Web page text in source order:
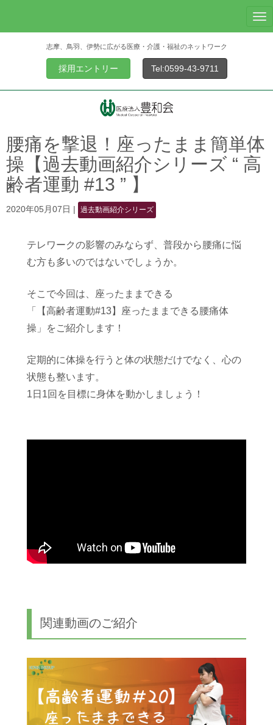
N
a
a
n
志摩、鳥羽、伊勢に広がる医療・介護・福祉のネットワーク
採用エントリー Tel:0599-43-9711
腰痛を撃退！座ったまま簡単体
操【過去動画紹介シリーズ “ 高
齢者運動 #13 ” 】
2020年05月07日 過去動画紹介シリーズ
テレワークの影響のみならず、普段から腰痛に悩
む方も多いのではないでしょうか。
そこで今回は、座ったままできる
「【高齢者運動#13】座ったままできる腰痛体
操」をご紹介します！
定期的に体操を行うと体の状態だけでなく、心の
状態も整います。
1日1回を目標に身体を動かしましょう！
関連動画のご紹介